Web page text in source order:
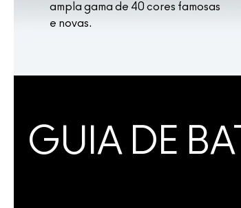
ampla gama de 40 cores famosas
e novas.
GUIA DE